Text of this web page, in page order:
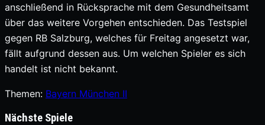
anschließend in Rücksprache mit dem Gesundheitsamt
über das weitere Vorgehen entschieden. Das Testspiel
gegen RB Salzburg, welches für Freitag angesetzt war,
fällt aufgrund dessen aus. Um welchen Spieler es sich
handelt ist nicht bekannt.
Themen: Bayern München II
Nächste Spiele